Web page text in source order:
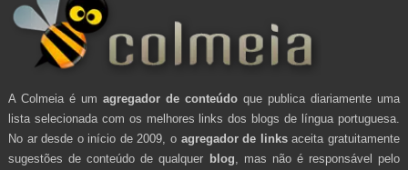
A Colmeia é um agregador de conteúdo que publica diariamente uma
lista selecionada com os melhores links dos blogs de língua portuguesa.
No ar desde o início de 2009, o agregador de linksaceita gratuitamente
sugestões de conteúdo de qualquer blog , mas não é responsável pelo